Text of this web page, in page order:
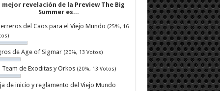
mejor revelación de la Preview The Big
Summer es...
del Caos para el Viejo Mundo (25%, 16
de Age of Sigmar (20%, 13 Votos)
Team de Exoditas y Orkos (20%, 13 Votos)
de inicio y reglamento del Viejo Mundo